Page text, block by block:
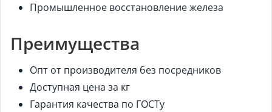
Промышленное восстановление железа
Преимущества
Опт от производителя без посредников
Доступная цена за кг
Гарантия качества по ГОСТу